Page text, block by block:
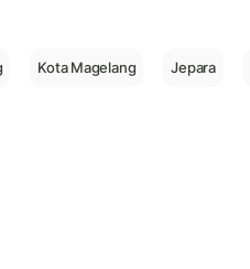
Kota Magelang Jepara